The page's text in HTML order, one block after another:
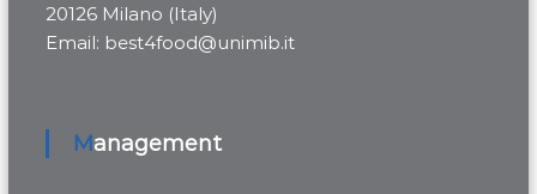
20126 Milano (Italy)
Email: best4food@unimib.it
Management